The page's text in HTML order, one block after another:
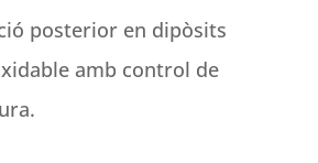
posterior en dipòsits
amb control de